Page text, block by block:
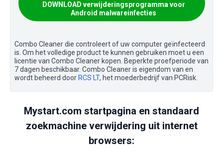
DOWNLOAD verwijderingsprogramma voor
Android malwareinfecties
Combo Cleaner die controleert of uw computer geïnfecteerd
is. Om het volledige product te kunnen gebruiken moet u een
licentie van Combo Cleaner kopen. Beperkte proefperiode van
7 dagen beschikbaar. Combo Cleaner is eigendom van en
wordt beheerd door RCS LT, het moederbedrijf van PCRisk.
Mystart.com startpagina en standaard
zoekmachine verwijdering uit internet
browsers: